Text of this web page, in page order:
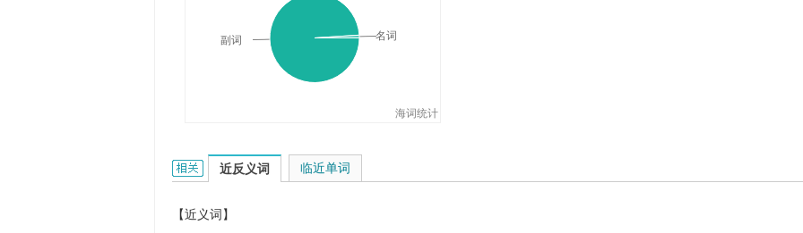
敌人后方空虚。
He looked at the mess and smiled weakly.
他看着这一片狼藉， 勉强地笑了笑。
海词统计
副词 名词
weakly的相关资料：
近反义词
【近义词】
临近单词